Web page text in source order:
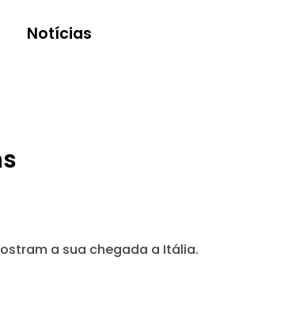
Notícias
a sua chegada a Itália.